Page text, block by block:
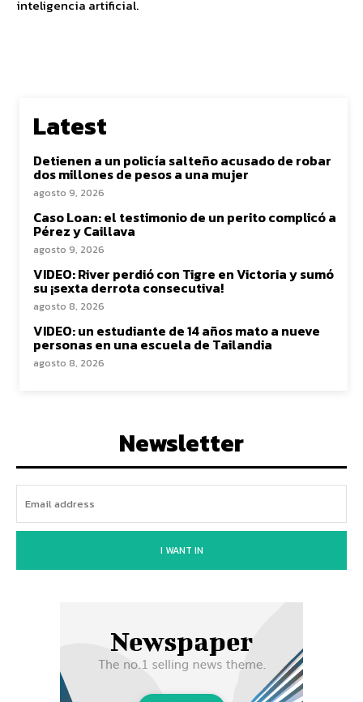
inteligencia artificial.
Latest
Detienen a un policía salteño acusado de robar
dos millones de pesos a una mujer
agosto 9, 2026
Caso Loan: el testimonio de un perito complicó a
Pérez y Caillava
agosto 9, 2026
VIDEO: River perdió con Tigre en Victoria y sumó
su ¡sexta derrota consecutiva!
agosto 8, 2026
VIDEO: un estudiante de 14 años mato a nueve
personas en una escuela de Tailandia
agosto 8, 2026
Newsletter
I WANT IN